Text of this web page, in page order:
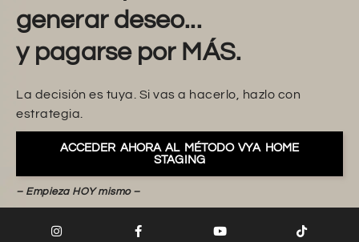
generar deseo...
y pagarse por MÁS.
La decisión es tuya. Si vas a hacerlo, hazlo con
estrategia.
ACCEDER AHORA AL MÉTODO VYA HOME
STAGING
– Empieza HOY mismo –